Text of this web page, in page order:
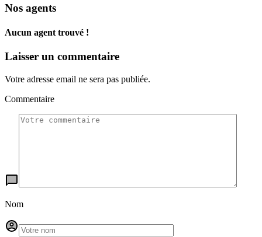
Nos agents
Aucun agent trouvé !
Laisser un commentaire
Votre adresse email ne sera pas publiée.
Commentaire
Nom